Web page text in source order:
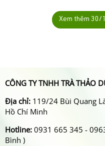
Xem thêm 30/
CÔNG TY TNHH TRÀ THẢO
Địa chỉ: 119/24 Bùi Quang
Hồ Chí Minh
Hotline: 0931 665 345 -
Bình )